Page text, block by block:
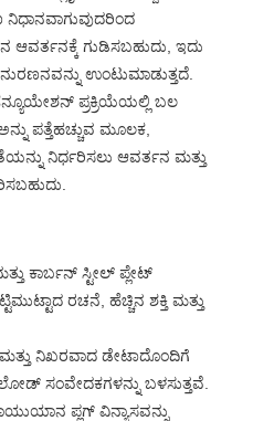
ಆವರ್ತನಕ್ಕೆ ಗುಡಿಸಬಹುದು, ಇದು
ಉಂಟುಮಾಡುತ್ತದೆ.
ಪ್ರಕ್ರಿಯೆಯಲ್ಲಿ ಬಲ
ಪತ್ತೆಹಚ್ಚುವ ಮೂಲಕ,
ನಿರ್ಧರಿಸಲು ಆವರ್ತನ ಮತ್ತು
ಕಾರ್ಬನ್ ಸ್ಟೀಲ್ ಪ್ಲೇಟ್
ರಚನೆ, ಹೆಚ್ಚಿನ ಶಕ್ತಿ ಮತ್ತು
ನಿಖರವಾದ ಡೇಟಾದೊಂದಿಗೆ
ಸಂವೇದಕಗಳನ್ನು ಬಳಸುತ್ತವೆ.
ಪ್ಲಗ್ ವಿನ್ಯಾಸವನ್ನು